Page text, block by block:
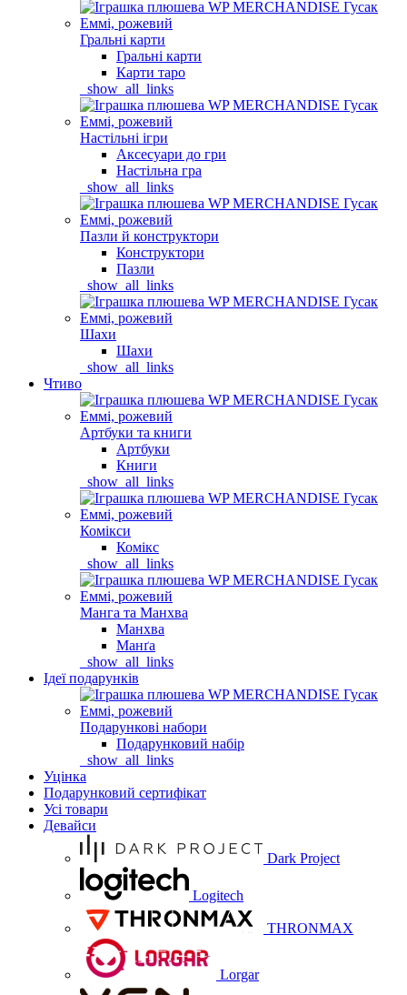
Гральні карти
Гральні карти
Карти таро
_show_all_links
Настільні ігри
Аксесуари до гри
Настільна гра
_show_all_links
Пазли й конструктори
Конструктори
Пазли
_show_all_links
Шахи
Шахи
_show_all_links
Чтиво
Артбуки та книги
Артбуки
Книги
_show_all_links
Комікси
Комікс
_show_all_links
Манга та Манхва
Манхва
Манґа
_show_all_links
Ідеї подарунків
Подарункові набори
Подарунковий набір
_show_all_links
Уцінка
Подарунковий сертифікат
Усі товари
Девайси
Dark Project
Logitech
THRONMAX
Lorgar